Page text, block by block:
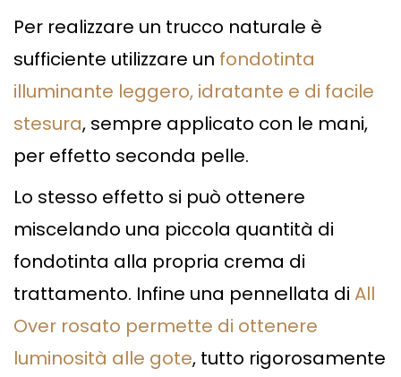
Per realizzare un trucco naturale è
sufficiente utilizzare un fondotinta
illuminante leggero, idratante e di facile
stesura, sempre applicato con le mani,
per effetto seconda pelle.
Lo stesso effetto si può ottenere
miscelando una piccola quantità di
fondotinta alla propria crema di
trattamento. Infine una pennellata di All
Over rosato permette di ottenere
luminosità alle gote, tutto rigorosamente